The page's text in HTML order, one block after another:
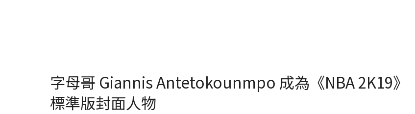
字母哥 Giannis Antetokounmpo 成為《NBA 2K19》
標準版封面人物